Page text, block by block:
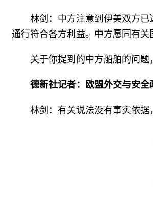
林剑：中方注意到伊美双方
通行符合各方利益。中方愿同有
关于你提到的中方船舶的问
德新社记者：欧盟外交与安
林剑：有关说法没有事实依据